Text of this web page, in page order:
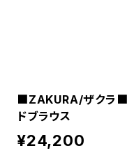
■ZAKURA/ザクラ■
ドブラウス
¥24,200